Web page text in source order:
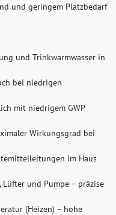
und geringem Platzbedarf
und Trinkwarmwasser in
bei niedrigen
mit niedrigem GWP
Wirkungsgrad bei
im Haus
und Pumpe – präzise
(Heizen) – hohe